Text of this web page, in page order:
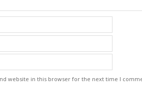
website in this browser for the next time I